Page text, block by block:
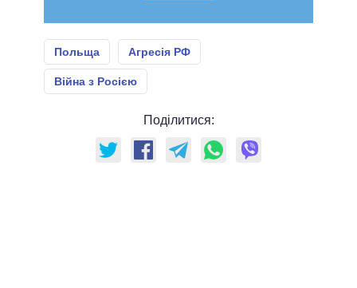
Польща Агресія РФ
Війна з Росією
Поділитися: